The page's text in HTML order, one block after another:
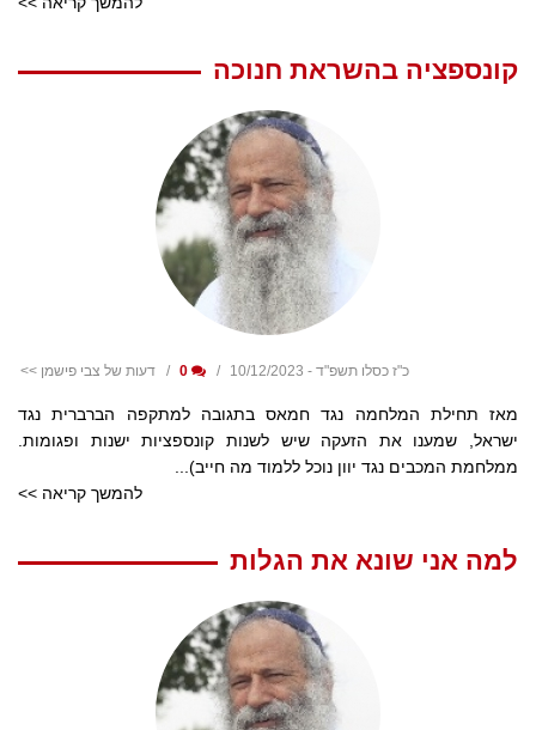
קונספציה בהשראת חנוכה
כ"ז כסלו תשפ"ד - 10/12/2023 דעות של צבי פישמן >>
מאז תחילת המלחמה נגד חמאס בתגובה למתקפה הברברית נגד
ישראל, שמענו את הזעקה שיש לשנות קונספציות ישנות ופגומות.
ממלחמת המכבים נגד יוון נוכל ללמוד מה חייב)...
להמשך קריאה >>
למה אני שונא את הגלות